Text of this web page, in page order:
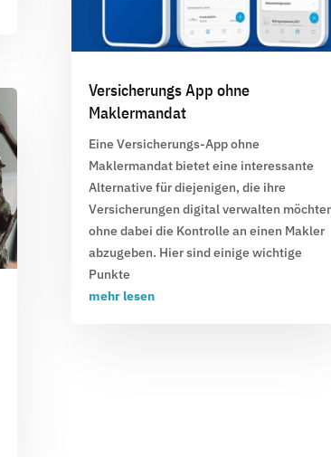
Versicherungs App ohne
Maklermandat
EineVersicherungs-Appohne
Maklermandat bietet eine interessante
Alternative für diejenigen, die ihre
Versicherungen digital verwalten
ohne dabei die Kontrolle an einen Makler
abzugeben. Hier sind einige wichtige
Punkte
mehr lesen